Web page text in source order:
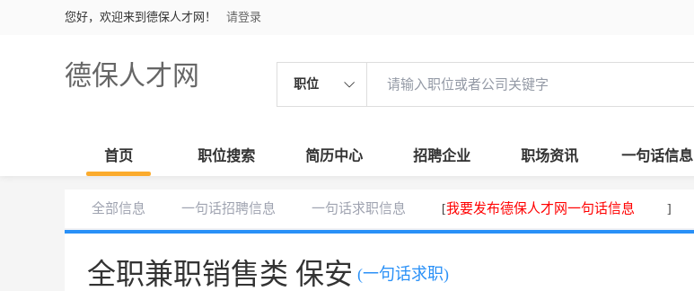
您好，欢迎来到德保人才网！ 请登录
德保人才网 职位
首页 职位搜索 简历中心 招聘企业 职场资讯 一句话信息
全部信息 一句话招聘信息 一句话求职信息 [我要发布德保人才网一句话信息 ]
全职兼职销售类 保安 (一句话求职)